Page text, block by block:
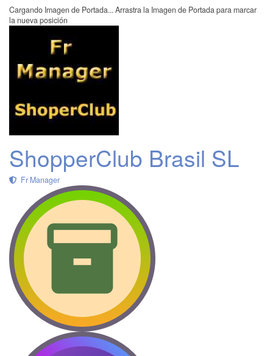
Cargando Imagen de Portada... Arrastra la Imagen de Portada para marcar
la nueva posición
ShopperClub Brasil SL
Fr Manager